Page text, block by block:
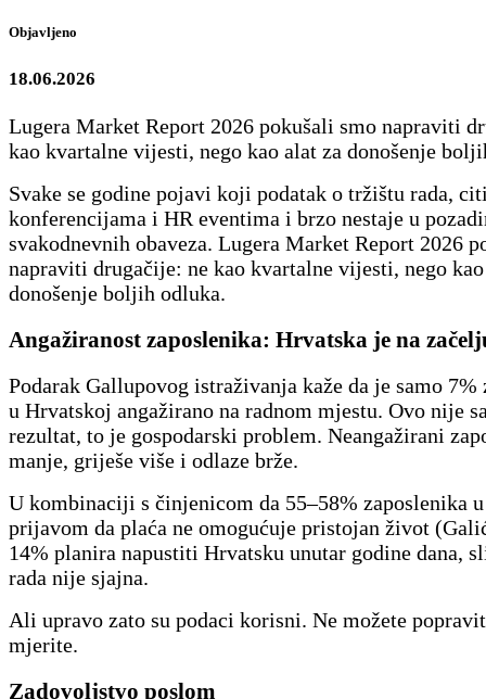
Objavljeno
18.06.2026
Lugera Market Report 2026 pokušali smo napraviti
kao kvartalne vijesti, nego kao alat za donošenje
Svake se godine pojavi koji podatak o tržištu rada,
konferencijama i HR eventima i brzo nestaje u
svakodnevnih obaveza. Lugera Market Report 2026
napraviti drugačije: ne kao kvartalne vijesti, nego
donošenje boljih odluka.
Angažiranost zaposlenika: Hrvatska je na
Podarak Gallupovog istraživanja kaže da je samo 7%
u Hrvatskoj angažirano na radnom mjestu. Ovo nije
rezultat, to je gospodarski problem. Neangažirani
manje, griješe više i odlaze brže.
U kombinaciji s činjenicom da 55–58% zaposlenika
prijavom da plaća ne omogućuje pristojan život
14% planira napustiti Hrvatsku unutar godine dana,
rada nije sjajna.
Ali upravo zato su podaci korisni. Ne možete
mjerite.
Zadovoljstvo poslom